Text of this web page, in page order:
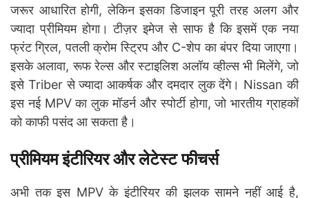
जरूर आधारित होगी, लेकिन इसका डिजाइन पूरी तरह अलग और
ज्यादा प्रीमियम होगा। टीज़र इमेज से साफ है कि इसमें एक नया
फ्रंट ग्रिल, पतली क्रोम स्ट्रिप और C-शेप का बंपर दिया जाएगा।
इसके अलावा, रूफ रेल्स और स्टाइलिश अलॉय व्हील्स भी मिलेंगे, जो
इसे Triber से ज्यादा आकर्षक और दमदार लुक देंगे। Nissan की
इस नई MPV का लुक मॉडर्न और स्पोर्टी होगा, जो भारतीय ग्राहकों
को काफी पसंद आ सकता है।
प्रीमियम इंटीरियर और लेटेस्ट फीचर्स
अभी तक इस MPV के इंटीरियर की झलक सामने नहीं आई है,